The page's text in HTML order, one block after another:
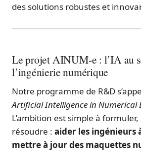
des solutions robustes et
Le projet AINUM-e : l’IA au
l’ingénierie numérique
Notre programme de R&D
Artificial Intelligence in Numerical
L’ambition est simple à
résoudre : aider les ingénieurs
mettre à jour des maquettes